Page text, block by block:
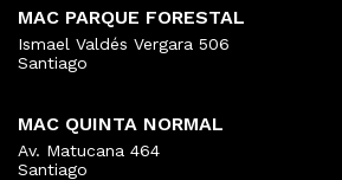
MAC PARQUE FORESTAL
Ismael Valdés Vergara 506
Santiago
MAC QUINTA NORMAL
Av. Matucana 464
Santiago